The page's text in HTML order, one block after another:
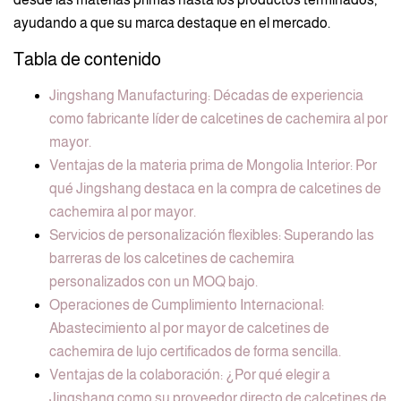
ayudando a que su marca destaque en el mercado.
Tabla de contenido
Jingshang Manufacturing: Décadas de experiencia
como fabricante líder de calcetines de cachemira al por
mayor.
Ventajas de la materia prima de Mongolia Interior: Por
qué Jingshang destaca en la compra de calcetines de
cachemira al por mayor.
Servicios de personalización flexibles: Superando las
barreras de los calcetines de cachemira
personalizados con un MOQ bajo.
Operaciones de Cumplimiento Internacional:
Abastecimiento al por mayor de calcetines de
cachemira de lujo certificados de forma sencilla.
Ventajas de la colaboración: ¿Por qué elegir a
Jingshang como su proveedor directo de calcetines de